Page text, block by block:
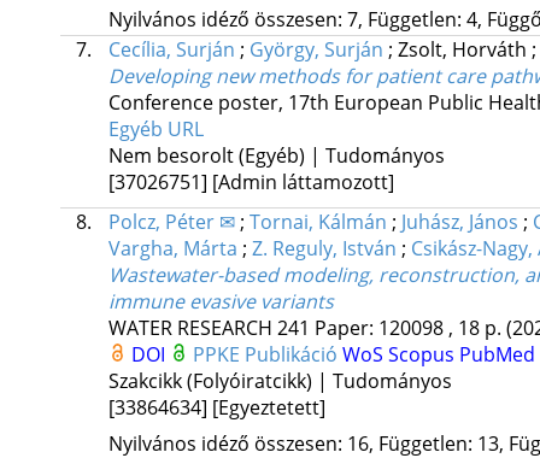
Nyilvános idéző összesen: 7, Független: 4,
7.
Cecília, Surján ; György, Surján ; Zsolt, Horváth ;
Developing new methods for patient care
Conference poster, 17th European Public
Egyéb URL
Nem besorolt (Egyéb) | Tudományos
[37026751] [Admin láttamozott]
8.
Polcz, Péter ✉ ; Tornai, Kálmán ; Juhász, János ;
Vargha, Márta ; Z. Reguly, István ; Csikász-
Wastewater-based modeling, reconstruction,
immune evasive variants
WATER RESEARCH 241 Paper: 120098 , 18 p.
DOI
PPKE Publikáció WoS Scopus PubMed
Szakcikk (Folyóiratcikk) | Tudományos
[33864634] [Egyeztetett]
Nyilvános idéző összesen: 16, Független: 13,